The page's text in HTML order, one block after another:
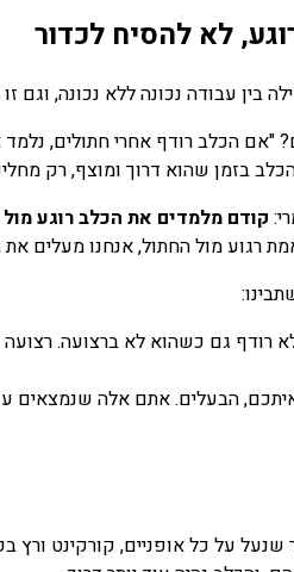
לא להסיח לכדור
בין עבודה נכונה ללא נכונה, וגם
"אם הכלב רודף אחרי חתולים,
בזמן שהוא דרוך ומוצף, רק
קודם מלמדים את הכלב רוגע מול
רגוע מול החתול, אנחנו מעלים את
גם כשהוא לא ברצועה. רצועה
הבעלים. אתם אלה שנמצאים
שנעל על כל אופניים, קורקינט